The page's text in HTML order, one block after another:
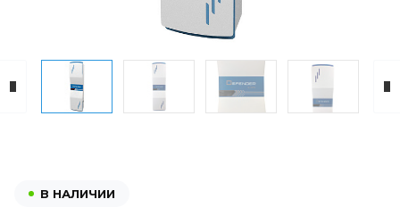
В НАЛИЧИИ